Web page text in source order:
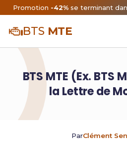
Promotion -42%se terminant
BTS MTE
BTS MTE (Ex. BTS
la Lettre de
ParClément